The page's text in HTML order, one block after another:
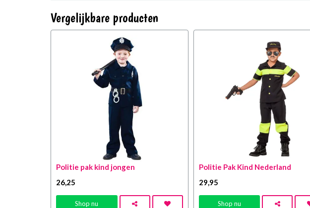
Vergelijkbare producten
Politie pak kind jongen
26 ,25
Shop nu
Politie Pak Kind Nederland
29 ,95
Shop nu